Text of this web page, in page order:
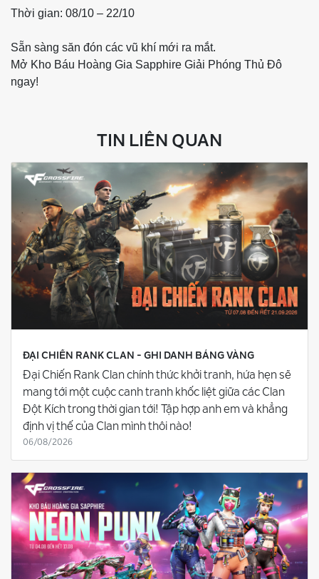
Thời gian: 08/10 – 22/10
Sẵn sàng săn đón các vũ khí mới ra mắt.
Mở Kho Báu Hoàng Gia Sapphire Giải Phóng Thủ Đô
ngay!
TIN LIÊN QUAN
ĐẠI CHIẾN RANK CLAN - GHI DANH BẢNG VÀNG
Đại Chiến Rank Clan chính thức khởi tranh, hứa hẹn sẽ
mang tới một cuộc canh tranh khốc liệt giữa các Clan
Đột Kích trong thời gian tới! Tập hợp anh em và khẳng
định vị thế của Clan mình thôi nào!
06/08/2026